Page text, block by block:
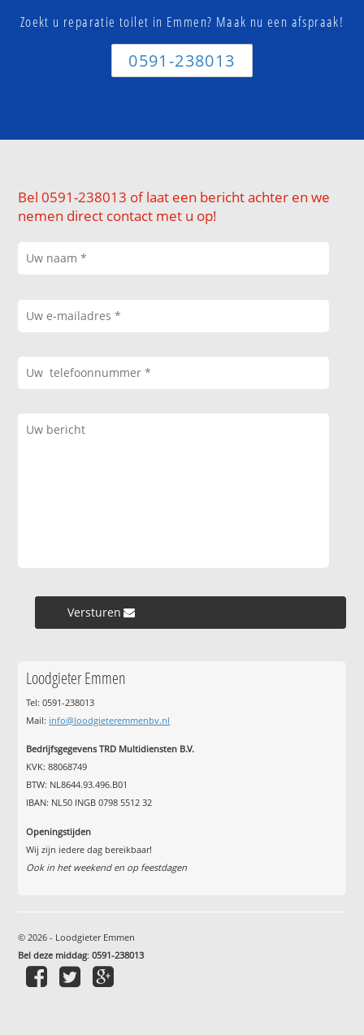
Zoekt u reparatie toilet in Emmen? Maak nu een afspraak!
0591-238013
Bel 0591-238013 of laat een bericht achter en we
nemen direct contact met u op!
Versturen »
Loodgieter Emmen
Tel: 0591-238013
Mail: info@loodgieteremmenbv.nl
Bedrijfsgegevens TRD Multidiensten B.V.
KVK: 88068749
BTW: NL8644.93.496.B01
IBAN: NL50 INGB 0798 5512 32
Openingstijden
Wij zijn iedere dag bereikbaar!
Ook in het weekend en op feestdagen
© 2026 - Loodgieter Emmen
Bel deze middag:0591-238013